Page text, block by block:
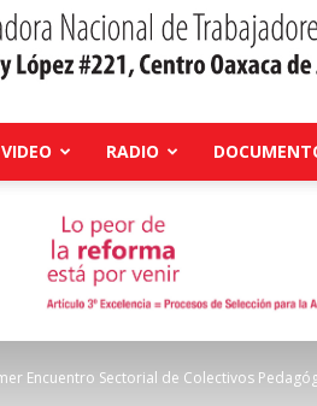
RADIO
Encuentro Sectorial de Colectivos